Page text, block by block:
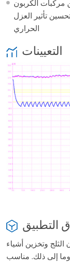
مركبات الكربون
تأثير العزل
الحراري
التعيينات
التطبيق
وتخزين أشياء
إلى ذلك. مناسب